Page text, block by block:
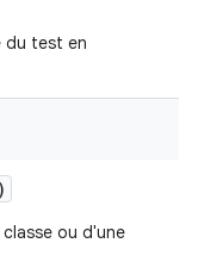
du test en
ou d'une